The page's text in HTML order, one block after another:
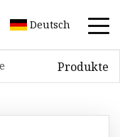
Deutsch
Produkte